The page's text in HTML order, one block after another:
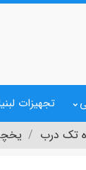
تجهیزات
تک درب